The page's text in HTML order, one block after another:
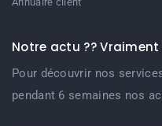
Notre actu ?? Vraiment
Pour découvrir nos
pendant 6 semaines nos